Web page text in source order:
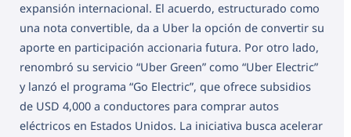
expansión internacional. El acuerdo, estructurado como
una nota convertible, da a Uber la opción de convertir su
aporte en participación accionaria futura. Por otro lado,
renombró su servicio “Uber Green” como “Uber Electric”
y lanzó el programa “Go Electric”, que ofrece subsidios
de USD 4,000 a conductores para comprar autos
eléctricos en Estados Unidos. La iniciativa busca acelerar